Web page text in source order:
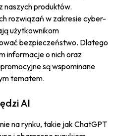
naszych produktów.
rozwiązań w zakresie cyber-
użytkownikom
bezpieczeństwo. Dlatego
informacje o nich oraz
są wspominane
tematem.
AI
na rynku, takie jak ChatGPT